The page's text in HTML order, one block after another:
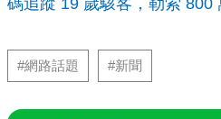
#網路話題 #新聞